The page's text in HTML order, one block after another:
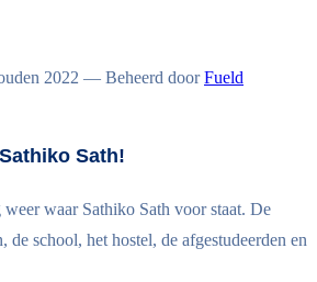
2022 — Beheerd doorFueld
Sath!
waar Sathiko Sath voor staat. De
de school, het hostel, de afgestudeerden en